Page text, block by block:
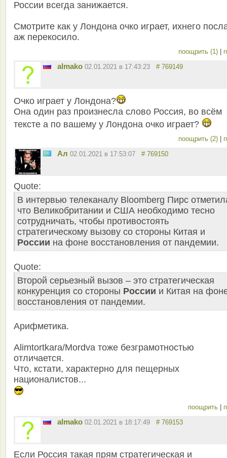
России всегда занижается.
Смотрите как у Лондона очко играет, ихнего
аж перекосило.
поощрить (1)
almako 02.01.2021 в 17:43:23 # 769149
Очко играет у Лондона?
Она один раз произнесла слово Россия, во всём
тексте а по вашему у Лондона очко играет?
поощрить (2)
Ал 02.01.2021 в 17:53:07 # 769150
Quote:
В интервью телеканалу Bloomberg Пирс
что Великобритании и США необходимо тесно
сотрудничать, чтобы противостоять
стратегическому вызову со стороны Китая и
России на фоне восстановления от пандемии.
Quote:
Второй серьезный вызов – это стратегическая
конкуренция со стороны России и Китая на
восстановления от пандемии.
Арифметика.
Alimtortkara/Mordva тоже безграмотностью
отличается.
Что, кстати, характерно для пещерных
националистов...
поощрить
almako 02.01.2021 в 18:17:49 # 769153
Если Россия такая прям стратегическая и